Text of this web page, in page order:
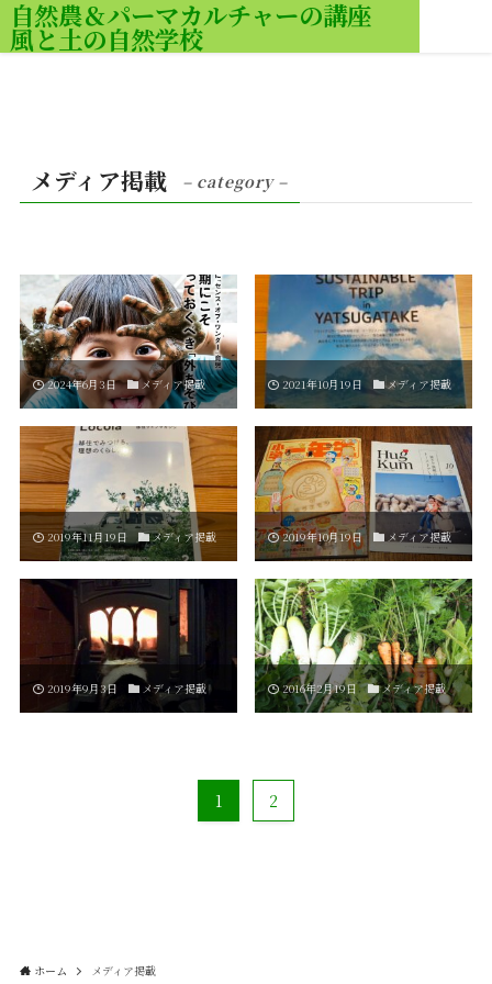
自然農＆パーマカルチャーの講座
風と土の自然学校
メディア掲載 – category –
2024年6月3日 メディア掲載 2021年10月19日 メディア掲載
2019年11月19日 メディア掲載 2019年10月19日 メディア掲載
2019年9月3日 メディア掲載 2016年2月19日 メディア掲載
1 2
ホーム メディア掲載